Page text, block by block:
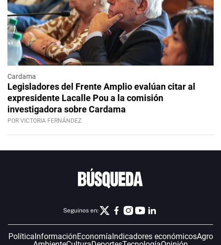
Cardama
Legisladores del Frente Amplio evalúan citar al
expresidente Lacalle Pou a la comisión
investigadora sobre Cardama
POR VICTORIA FERNÁNDEZ
Seguinos en:
PolíticaInformaciónEconomíaIndicadores económicosAgro